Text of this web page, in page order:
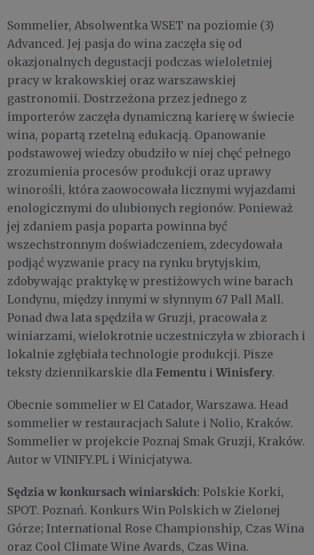
Sommelier, Absolwentka WSET na poziomie (3)
Advanced. Jej pasja do wina zaczęła się od
okazjonalnych degustacji podczas wieloletniej
pracy w krakowskiej oraz warszawskiej
gastronomii. Dostrzeżona przez jednego z
importerów zaczęła dynamiczną karierę w świecie
wina, popartą rzetelną edukacją. Opanowanie
podstawowej wiedzy obudziło w niej chęć pełnego
zrozumienia procesów produkcji oraz uprawy
winorośli, która zaowocowała licznymi wyjazdami
enologicznymi do ulubionych regionów. Ponieważ
jej zdaniem pasja poparta powinna być
wszechstronnym doświadczeniem, zdecydowała
podjąć wyzwanie pracy na rynku brytyjskim,
zdobywając praktykę w prestiżowych wine barach
Londynu, między innymi w słynnym 67 Pall Mall.
Ponad dwa lata spędziła w Gruzji, pracowała z
winiarzami, wielokrotnie uczestniczyła w zbiorach i
lokalnie zgłębiała technologie produkcji. Pisze
teksty dziennikarskie dla Fementu iWinisfery.
Obecnie sommelier w El Catador, Warszawa. Head
sommelier w restauracjach Salute i Nolio, Kraków.
Sommelier w projekcie Poznaj Smak Gruzji, Kraków.
Autor w VINIFY.PL i Winicjatywa.
Sędzia w konkursach winiarskich: Polskie Korki,
SPOT. Poznań. Konkurs Win Polskich w Zielonej
Górze; International Rose Championship, Czas Wina
oraz Cool Climate Wine Avards, Czas Wina.